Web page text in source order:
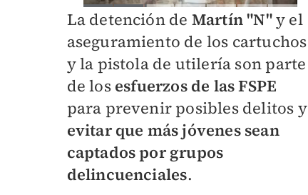
La detención de Martín "N"y el
aseguramiento de los cartuchos
y la pistola de utilería son parte
de losesfuerzos de las FSPE
para prevenir posibles delitos y
evitar que más jóvenes sean
captados por grupos
delincuenciales.